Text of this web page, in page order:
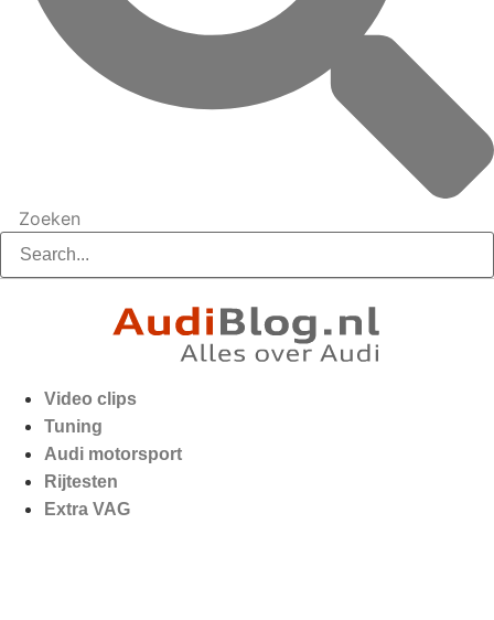
Zoeken
Video clips
Tuning
Audi motorsport
Rijtesten
Extra VAG